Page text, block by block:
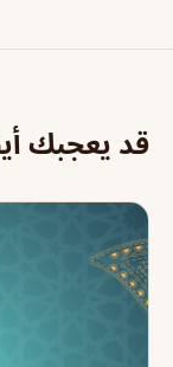
قد يعجبك